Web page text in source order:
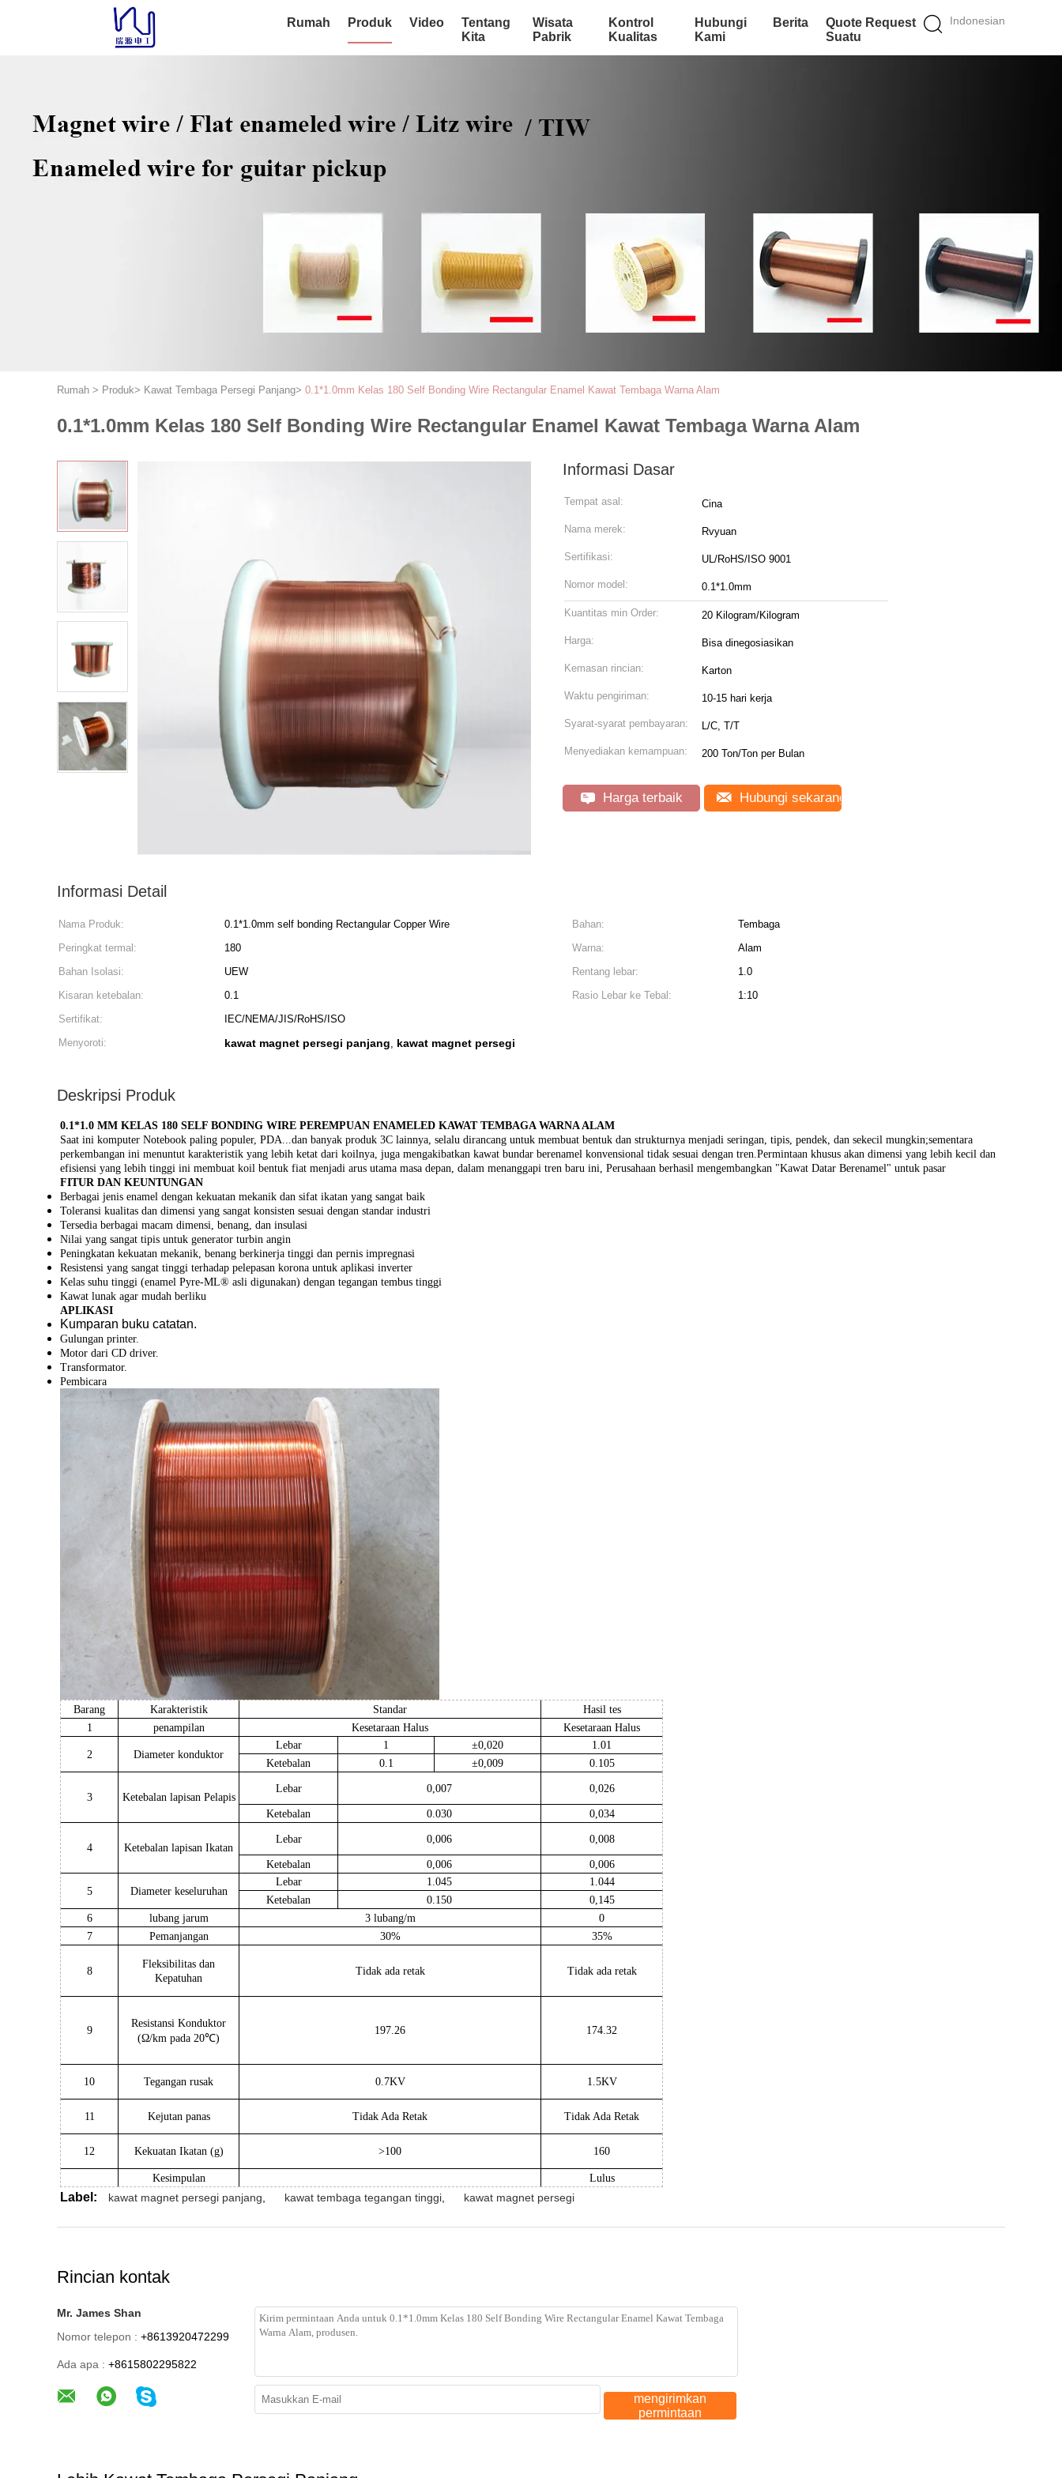
Indonesian
Rumah Produk Video
Tentang
Kita
Wisata
Pabrik
Kontrol
Kualitas
Hubungi
Kami
Berita
Quote Request
Suatu
Rumah > Produk> Kawat Tembaga Persegi Panjang> 0.1*1.0mm Kelas 180 Self Bonding Wire Rectangular Enamel Kawat Tembaga Warna Alam
0.1*1.0mm Kelas 180 Self Bonding Wire Rectangular Enamel Kawat Tembaga Warna Alam
Informasi Dasar
Tempat asal: Cina
Nama merek: Rvyuan
Sertifikasi: UL/RoHS/ISO 9001
Nomor model: 0.1*1.0mm
Kuantitas min Order: 20 Kilogram/Kilogram
Harga: Bisa dinegosiasikan
Kemasan rincian: Karton
Waktu pengiriman: 10-15 hari kerja
Syarat-syarat pembayaran: L/C, T/T
Menyediakan kemampuan: 200 Ton/Ton per Bulan
Harga terbaik Hubungi sekarang
Informasi Detail
Nama Produk: 0.1*1.0mm self bonding Rectangular Copper Wire Bahan:
Tembaga
Peringkat termal:
180 Warna:
Alam
Bahan Isolasi:
UEW Rentang lebar:
1.0
Kisaran ketebalan:
0.1 Rasio Lebar ke Tebal:
1:10
Sertifikat:
IEC/NEMA/JIS/RoHS/ISO
Menyoroti:
kawat magnet persegi panjang, kawat magnet persegi
Deskripsi Produk
0.1*1.0 MM KELAS 180 SELF BONDING WIRE PEREMPUAN ENAMELED KAWAT TEMBAGA WARNA ALAM
Saat ini komputer Notebook paling populer, PDA...dan banyak produk 3C lainnya, selalu dirancang untuk membuat bentuk dan strukturnya menjadi seringan, tipis, pendek, dan sekecil mungkin;sementara
perkembangan ini menuntut karakteristik yang lebih ketat dari koilnya, juga mengakibatkan kawat bundar berenamel konvensional tidak sesuai dengan tren.Permintaan khusus akan dimensi yang lebih kecil dan
efisiensi yang lebih tinggi ini membuat koil bentuk fiat menjadi arus utama masa depan, dalam menanggapi tren baru ini, Perusahaan berhasil mengembangkan "Kawat Datar Berenamel" untuk pasar
FITUR DAN KEUNTUNGAN
Berbagai jenis enamel dengan kekuatan mekanik dan sifat ikatan yang sangat baik
Toleransi kualitas dan dimensi yang sangat konsisten sesuai dengan standar industri
Tersedia berbagai macam dimensi, benang, dan insulasi
Nilai yang sangat tipis untuk generator turbin angin
Peningkatan kekuatan mekanik, benang berkinerja tinggi dan pernis impregnasi
Resistensi yang sangat tinggi terhadap pelepasan korona untuk aplikasi inverter
Kelas suhu tinggi (enamel Pyre-ML® asli digunakan) dengan tegangan tembus tinggi
Kawat lunak agar mudah berliku
APLIKASI
Kumparan buku catatan.
Gulungan printer.
Motor dari CD driver.
Transformator.
Pembicara
Barang Karakteristik Standar
Hasil tes
1
penampilan Kesetaraan Halus Kesetaraan Halus
2 Diameter konduktor
Lebar 1 ±0,020
1.01
Ketebalan
0.1 ±0,009 0.105
3 Ketebalan lapisan Pelapis
Lebar 0,007 0,026
Ketebalan 0.030 0,034
4 Ketebalan lapisan Ikatan
Lebar 0,006 0,008
Ketebalan 0,006 0,006
5 Diameter keseluruhan
Lebar 1.045
1.044
Ketebalan
0.150
0,145
6
lubang jarum 3 lubang/m
0
7
Pemanjangan 30% 35%
8
Fleksibilitas dan
Kepatuhan
Tidak ada retak Tidak ada retak
9
Resistansi Konduktor
(Ω/km pada 20℃)
197.26 174.32
10 Tegangan rusak 0.7KV 1.5KV
11 Kejutan panas Tidak Ada Retak Tidak Ada Retak
12 Kekuatan Ikatan (g) >100 160
Kesimpulan Lulus
Label: kawat magnet persegi panjang kawat tembaga tegangan tinggi kawat magnet persegi
Rincian kontak
Mr. James Shan
Nomor telepon : +8613920472299
Ada apa : +8615802295822
mengirimkan
permintaan